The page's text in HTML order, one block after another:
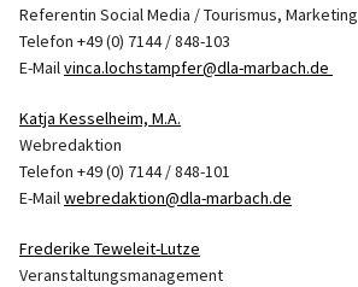
Referentin Social Media / Tourismus, Marketing
Telefon +49 (0) 7144 / 848-103
E-Mailvinca.lochstampfer@dla-marbach.de
Katja Kesselheim, M.A.
Webredaktion
Telefon +49 (0) 7144 / 848-101
E-Mailwebredaktion@dla-marbach.de
Frederike Teweleit-Lutze
Veranstaltungsmanagement